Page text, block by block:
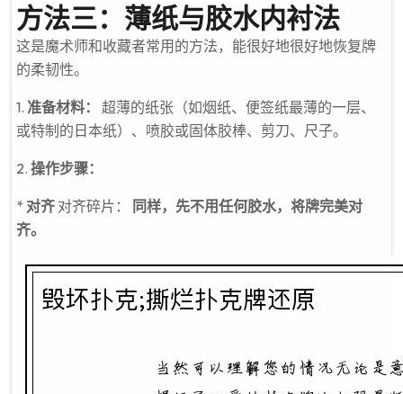
方法三：薄纸与胶水内衬法
这是魔术师和收藏者常用的方法，能很好地很好地恢复牌
的柔韧性。
1. 准备材料：
超薄的纸张（如烟纸、便签纸最薄的一层、
或特制的日本纸）、喷胶或固体胶棒、剪刀、尺子。
2. 操作步骤：
* 对齐 对齐碎片：
同样，先不用任何胶水，将牌完美对
齐。